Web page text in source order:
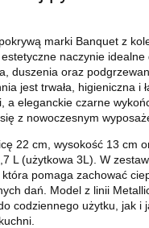
marki Banquet z
naczynie idealne
duszenia oraz
jest trwała, higieniczna i
a eleganckie czarne
z nowoczesnym
22 cm, wysokość 13 cm
L (użytkowa 3L). W
pomaga zachować
dań. Model z linii
codziennego użytku, jak i